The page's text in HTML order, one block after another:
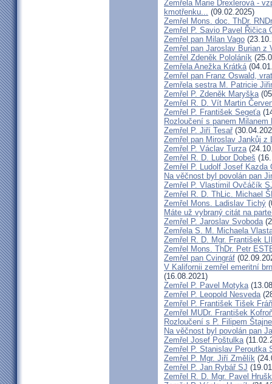
Zemřela Marie Drexlerová -
kmotřenku... (09.02.2025)
Zemřel Mons. doc. ThDr.
Zemřel P. Savio Pavel Řičica
Zemřel pan Milan Vago
Zemřel pan Jaroslav Burian z
Zemřel Zdeněk Pololáník
Zemřela Anežka Krátká
Zemřel pan Franz Oswald,
Zemřela sestra M. Patricie
Zemřel P. Zdeněk Maryška
Zemřel R. D. Vít Martin
Zemřel P. František Segeťa
Rozloučení s panem Milanem
Zemřel P. Jiří Tesař
Zemřel pan Miroslav Jankůj z
Zemřel P. Václav Turza
Zemřel R. D. Lubor Dobeš
Zemřel P. Ludolf Josef Kazda
Na věčnost byl povolán pan
Zemřel P. Vlastimil Ovčáčík
Zemřel R. D. ThLic. Michael
Zemřel Mons. Ladislav Tichý
Máte už vybraný citát na
Zemřel P. Jaroslav Svoboda
Zemřela S. M. Michaela
Zemřel R. D. Mgr. František
Zemřel Mons. ThDr. Petr
Zemřel pan Cvingráf
V Kalifornii zemřel emeritní
(16.08.2021)
Zemřel P. Pavel Motyka
Zemřel P. Leopold Nesveda
Zemřel P. František Tišek
Zemřel MUDr. František
Rozloučení s P. Filipem
Na věčnost byl povolán pan
Zemřel Josef Poštulka
Zemřel P. Stanislav Peroutka
Zemřel P. Mgr. Jiří Změlík
Zemřel P. Jan Rybář SJ
Zemřel R. D. Mgr. Pavel